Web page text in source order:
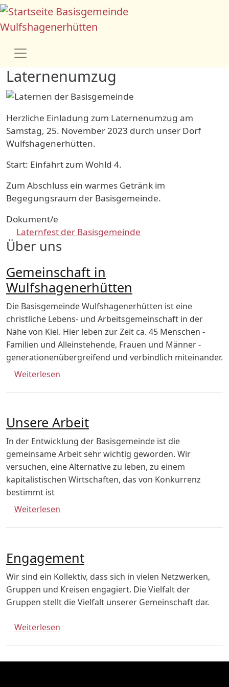
Direkt zum InhaltBasisgemeinde
Wulfshagenerhütten
Laternenumzug
Herzliche Einladung zum Laternenumzug am
Samstag, 25. November 2023 durch unser Dorf
Wulfshagenerhütten.
Start: Einfahrt zum Wohld 4.
Zum Abschluss ein warmes Getränk im
Begegungsraum der Basisgemeinde.
Dokument/e
Laternfest der Basisgemeinde
Über uns
Gemeinschaft in
Wulfshagenerhütten
Die Basisgemeinde Wulfshagenerhütten ist eine
christliche Lebens- und Arbeitsgemeinschaft in der
Nähe von Kiel. Hier leben zur Zeit ca. 45 Menschen -
Familien und Alleinstehende, Frauen und Männer -
generationenübergreifend und verbindlich miteinander.
Weiterlesen
Unsere Arbeit
In der Entwicklung der Basisgemeinde ist die
gemeinsame Arbeit sehr wichtig geworden. Wir
versuchen, eine Alternative zu leben, zu einem
kapitalistischen Wirtschaften, das von Konkurrenz
bestimmt ist
Weiterlesen
Engagement
Wir sind ein Kollektiv, dass sich in vielen Netzwerken,
Gruppen und Kreisen engagiert. Die Vielfalt der
Gruppen stellt die Vielfalt unserer Gemeinschaft dar.
Weiterlesen